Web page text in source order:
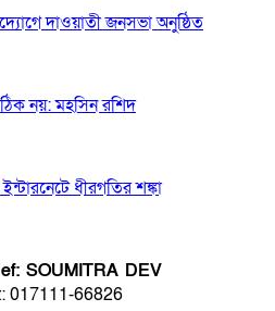
দাওয়াতী জনসভা অনুষ্ঠিত
নয়: মহসিন রশিদ
ধীরগতির শঙ্কা
SOUMITRA DEV
017111-66826